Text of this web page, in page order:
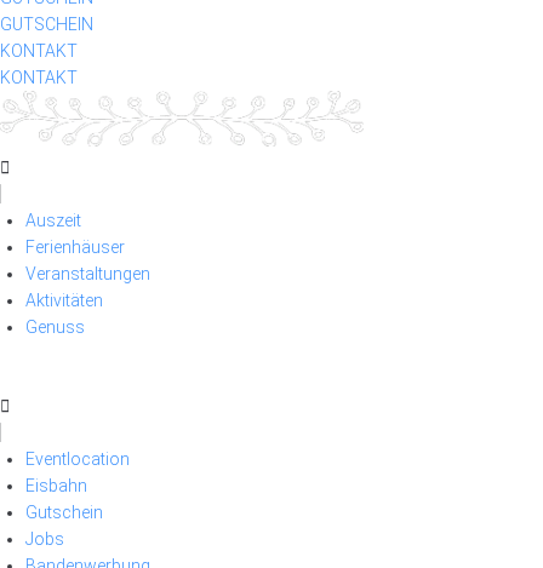
GUTSCHEIN
KONTAKT
KONTAKT
Auszeit
Ferienhäuser
Veranstaltungen
Aktivitäten
Genuss
Eventlocation
Eisbahn
Gutschein
Jobs